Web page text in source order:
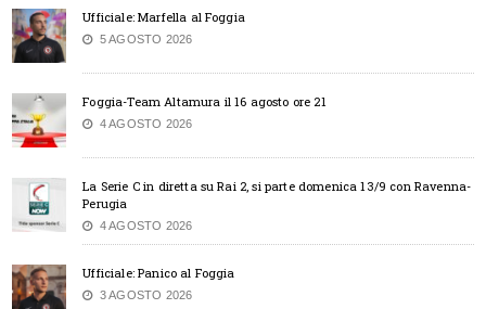
Ufficiale: Marfella al Foggia
5 AGOSTO 2026
Foggia-Team Altamura il 16 agosto ore 21
4 AGOSTO 2026
La Serie C in diretta su Rai 2, si parte domenica 13/9 con Ravenna-
Perugia
4 AGOSTO 2026
Ufficiale: Panico al Foggia
3 AGOSTO 2026